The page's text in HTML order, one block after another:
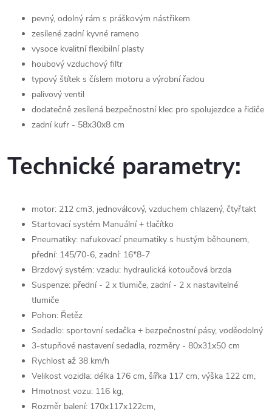
pevný, odolný rám s práškovým nástřikem
zesílené zadní kyvné rameno
vysoce kvalitní flexibilní plasty
houbový vzduchový filtr
typový štítek s číslem motoru a výrobní řadou
palivový ventil
dodatečně zesílená bezpečnostní klec pro spolujezdce a řidiče
zadní kufr - 58x30x8 cm
Technické parametry:
motor: 212 cm3, jednoválcový, vzduchem chlazený, čtyřtakt
Startovací systém Manuální + tlačítko
Pneumatiky: nafukovací pneumatiky s hustým běhounem,
přední: 145/70-6, zadní: 16*8-7
Brzdový systém: vzadu: hydraulická kotoučová brzda
Suspenze: přední - 2 x tlumiče, zadní - 2 x nastavitelné
tlumiče
Pohon: Řetěz
Sedadlo: sportovní sedačka + bezpečnostní pásy, voděodolný
3-stupňové nastavení sedadla, rozměry - 80x31x50 cm
Rychlost až 38 km/h
Velikost vozidla: délka 176 cm, šířka 117 cm, výška 122 cm,
Hmotnost vozu: 116 kg,
Rozměr balení: 170x117x122cm,